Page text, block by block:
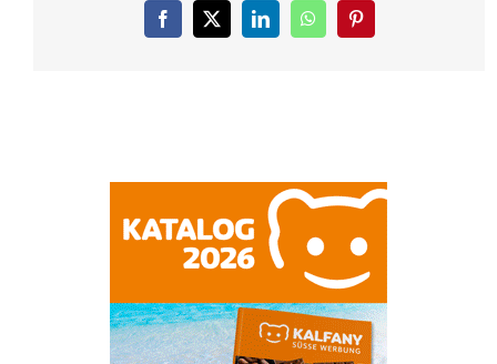
Facebook
X LinkedInWhatsAppPinterest